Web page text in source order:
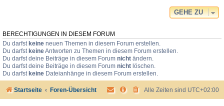
GEHE ZU
BERECHTIGUNGEN IN DIESEM FORUM
Du darfst keine neuen Themen in diesem Forum erstellen.
Du darfst keineAntworten zu Themen in diesem Forum erstellen.
Du darfst deine Beiträge in diesem Forum nicht ändern.
Du darfst deine Beiträge in diesem Forum nicht löschen.
Du darfst keine Dateianhänge in diesem Forum erstellen.
Startseite Foren-Übersicht Alle Zeiten sind UTC+02:00